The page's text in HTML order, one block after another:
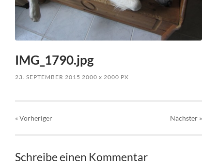
IMG_1790.jpg
23. SEPTEMBER 2015 2000x 2000 PX
« Vorheriger Nächster »
Schreibe einen Kommentar